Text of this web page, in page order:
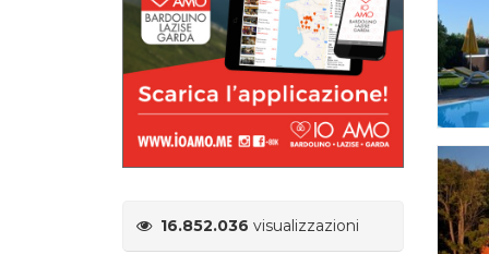
16.852.036 visualizzazioni